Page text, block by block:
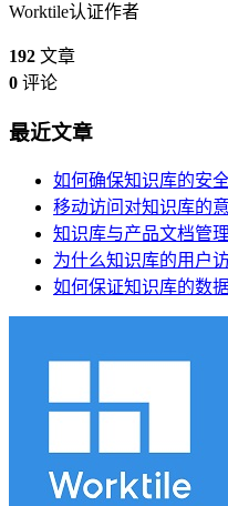
Worktile认证作者
192 文章
0 评论
最近文章
如何确保知识库的安
移动访问对知识库的
知识库与产品文档管
为什么知识库的用户
如何保证知识库的数